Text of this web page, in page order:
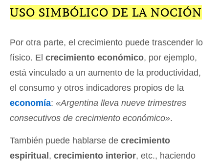
USO SIMBÓLICO DE LA NOCIÓN
Por otra parte, el crecimiento puede trascender lo
físico. El crecimiento económico, por ejemplo,
está vinculado a un aumento de la productividad,
el consumo y otros indicadores propios de la
economía: «Argentina lleva nueve trimestres
consecutivos de crecimiento económico».
También puede hablarse de crecimiento
espiritual, crecimiento interior, etc., haciendo